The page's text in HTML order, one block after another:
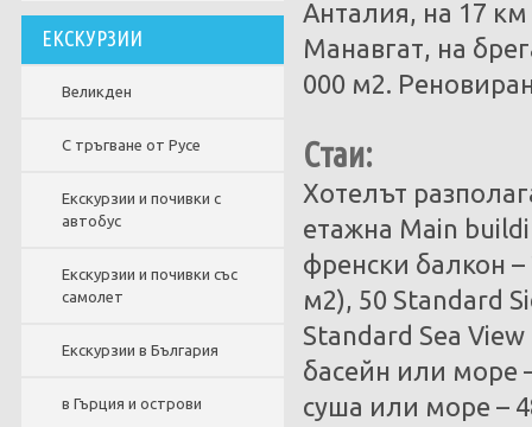
ЕКСКУРЗИИ
Великден
С тръгване от Русе
Екскурзии и почивки с
автобус
Екскурзии и почивки със
самолет
Екскурзии в България
в Гърция и острови
Анталия, на 17
Манавгат, на
000 м2.
Стаи:
Хотелът
етажна Main
френски балкон –
м2), 50 Standard
Standard Sea
басейн или море
суша или море –